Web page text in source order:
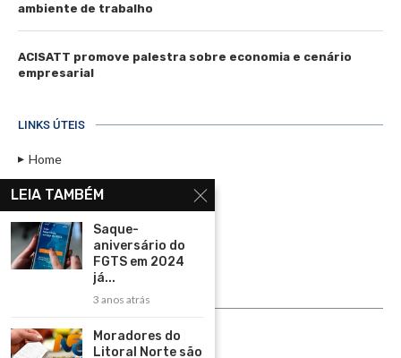
ambiente de trabalho
ACISATT promove palestra sobre economia e cenário
empresarial
LINKS ÚTEIS
Home
Assinar
Contato
Política de Privacidade
Rádio Maristela - Ao Vivo
ASSINE
LEIA TAMBÉM
Saque-
aniversário do
FGTS em 2024
já...
3 anos atrás
Moradores do
Litoral Norte são